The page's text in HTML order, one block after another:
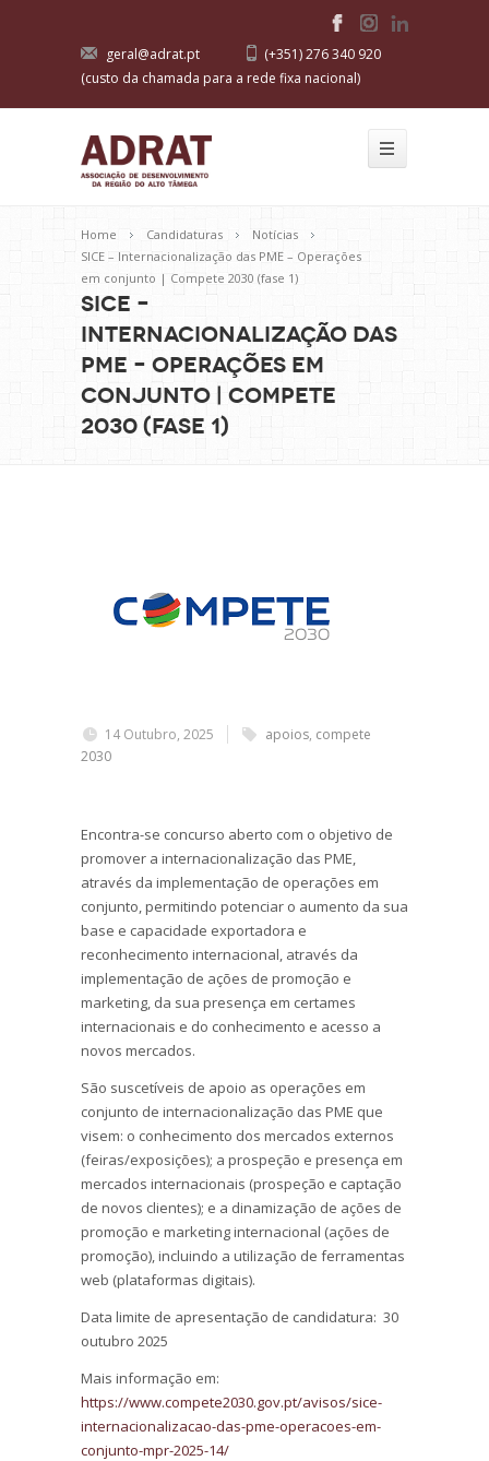
geral@adrat.pt
(+351) 276 340 920
(custo da chamada para a rede fixa nacional)
Home Candidaturas
Notícias
SICE – Internacionalização das PME – Operações
em conjunto | Compete 2030 (fase 1)
SICE –
Internacionalização das
PME – Operações em
conjunto | Compete
2030 (fase 1)
14 Outubro, 2025 apoios, compete
2030
Encontra-se concurso aberto com o objetivo de
promover a internacionalização das PME,
através da implementação de operações em
conjunto, permitindo potenciar o aumento da sua
base e capacidade exportadora e
reconhecimento internacional, através da
implementação de ações de promoção e
marketing, da sua presença em certames
internacionais e do conhecimento e acesso a
novos mercados.
São suscetíveis de apoio as operações em
conjunto de internacionalização das PME que
visem: o conhecimento dos mercados externos
(feiras/exposições); a prospeção e presença em
mercados internacionais (prospeção e captação
de novos clientes); e a dinamização de ações de
promoção e marketing internacional (ações de
promoção), incluindo a utilização de ferramentas
web (plataformas digitais).
Data limite de apresentação de candidatura: 30
outubro 2025
Mais informação em:
https://www.compete2030.gov.pt/avisos/sice-
internacionalizacao-das-pme-operacoes-em-
conjunto-mpr-2025-14/